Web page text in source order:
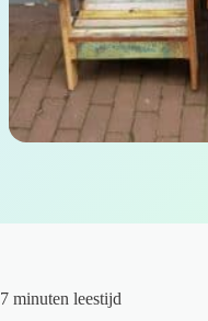
7 minuten leestijd